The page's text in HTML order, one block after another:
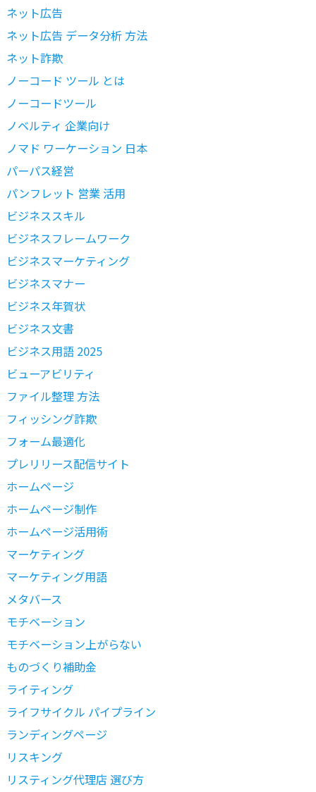
ネット広告
ネット広告 データ分析 方法
ネット詐欺
ノーコード ツール とは
ノーコードツール
ノベルティ 企業向け
ノマド ワーケーション 日本
パーパス経営
パンフレット 営業 活用
ビジネススキル
ビジネスフレームワーク
ビジネスマーケティング
ビジネスマナー
ビジネス年賀状
ビジネス文書
ビジネス用語 2025
ビューアビリティ
ファイル整理 方法
フィッシング詐欺
フォーム最適化
プレリリース配信サイト
ホームページ
ホームページ制作
ホームページ活用術
マーケティング
マーケティング用語
メタバース
モチベーション
モチベーション上がらない
ものづくり補助金
ライティング
ライフサイクル パイプライン
ランディングページ
リスキング
リスティング代理店 選び方